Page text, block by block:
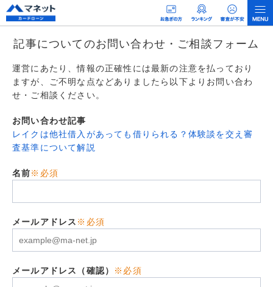
記事についてのお問い合わせ・ご相談フォーム
運営にあたり、情報の正確性には最新の注意を払っており
ますが、ご不明な点などありましたら以下よりお問い合わ
せ・ご相談ください。
お問い合わせ記事
レイクは他社借入があっても借りられる？体験談を交え審
査基準について解説
名前※必須
メールアドレス ※必須
メールアドレス（確認） ※必須